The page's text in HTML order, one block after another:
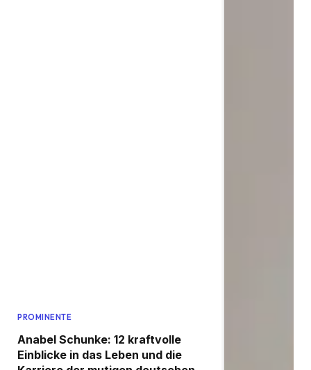
PROMINENTE
Anabel Schunke: 12 kraftvolle
Einblicke in das Leben und die